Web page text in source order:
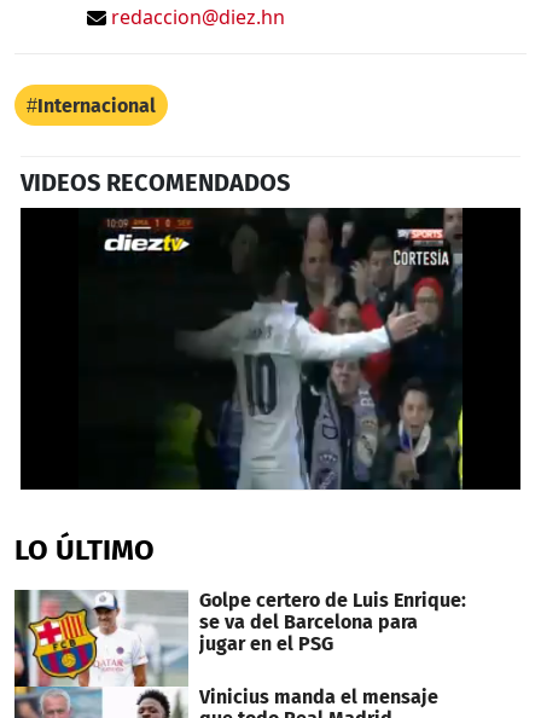
redaccion@diez.hn
Internacional
VIDEOS RECOMENDADOS
of
38
LO ÚLTIMO
Golpe certero de Luis Enrique:
se va del Barcelona para
jugar en el PSG
Vinicius manda el mensaje